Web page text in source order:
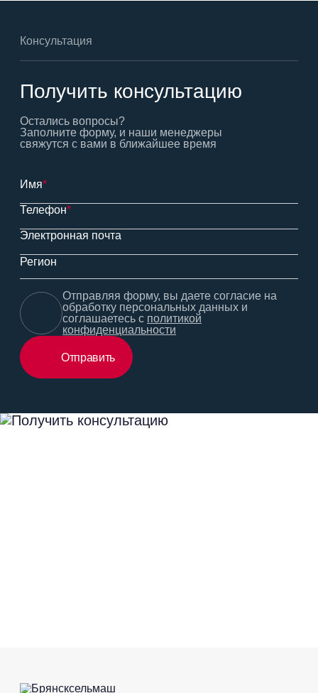
Консультация
Получить консультацию
Остались вопросы?
Заполните форму, и наши менеджеры
свяжутся с вами в ближайшее время
Имя*
Телефон*
Электронная почта
Регион
Отправить
Отправляя форму, вы даете согласие на
обработку персональных данных и
соглашаетесь с политикой
конфиденциальности